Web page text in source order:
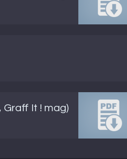
Graff It ! mag)